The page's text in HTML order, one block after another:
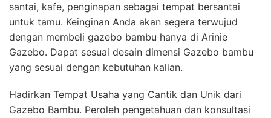
santai, kafe, penginapan sebagai tempat bersantai
untuk tamu. Keinginan Anda akan segera terwujud
dengan membeli gazebo bambu hanya di Arinie
Gazebo. Dapat sesuai desain dimensi Gazebo bambu
yang sesuai dengan kebutuhan kalian.
Hadirkan Tempat Usaha yang Cantik dan Unik dari
Gazebo Bambu. Peroleh pengetahuan dan konsultasi